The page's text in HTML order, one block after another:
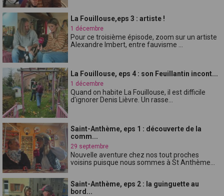
La Fouillouse,eps 3 : artiste !
1 décembre
Pour ce troisième épisode, zoom sur un artiste
Alexandre Imbert, entre fauvisme ...
La Fouillouse, eps 4 : son Feuillantin incont...
1 décembre
Quand on habite La Fouillouse, il est difficile
d'ignorer Denis Lièvre. Un rasse...
Saint-Anthème, eps 1 : découverte de la
comm...
29 septembre
Nouvelle aventure chez nos tout proches
voisins puisque nous sommes à St Anthème...
Saint-Anthème, eps 2 : la guinguette au
bord...